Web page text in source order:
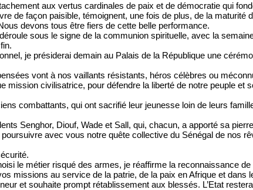
aux vertus cardinales de paix et de démocratie qui
de façon paisible, témoignent, une fois de plus, de la maturité
devons tous être fiers de cette belle performance.
sous le signe de la communion spirituelle, avec la
je présiderai demain au Palais de la République une
vont à nos vaillants résistants, héros célèbres ou
mission civilisatrice, pour défendre la liberté de notre peuple et
combattants, qui ont sacrifié leur jeunesse loin de leurs
Senghor, Diouf, Wade et Sall, qui, chacun, a apporté sa
avec vous notre quête collective du Sénégal de nos
le métier risqué des armes, je réaffirme la reconnaissance
missions au service de la patrie, de la paix en Afrique et dans
et souhaite prompt rétablissement aux blessés. L’Etat